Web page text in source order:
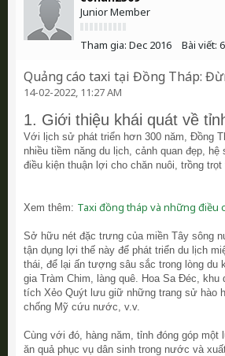
Junior Member
Tham gia: Dec 2016 Bài viết:
Quảng cáo taxi tại Đồng Tháp:
14-02-2022, 11:27 AM
1. Giới thiệu khái quát về
Với lịch sử phát triển hơn 300 năm, Đồng
nhiều tiềm năng du lịch, cảnh quan đẹp,
điều kiện thuận lợi cho chăn nuôi, trồng
Xem thêm: Taxi đồng tháp và những điều
Sở hữu nét đặc trưng của miền Tây sông
tận dụng lợi thế này để phát triển du lịch
thái, để lại ấn tượng sâu sắc trong lòng du
gia Tràm Chim, làng quê. Hoa Sa Đéc, khu
tích Xẻo Quýt lưu giữ những trang sử hào
chống Mỹ cứu nước, v.v.
Cùng với đó, hàng năm, tỉnh đóng góp
ăn quả phục vụ dân sinh trong nước và